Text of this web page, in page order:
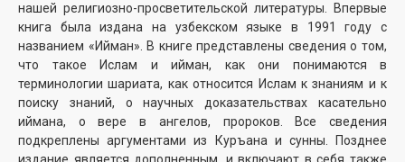
нашей религиозно-просветительской литературы. Впервые
книга была издана на узбекском языке в 1991 году с
названием «Ийман». В книге представлены сведения о том,
что такое Ислам и ийман, как они понимаются в
терминологии шариата, как относится Ислам к знаниям и к
поиску знаний, о научных доказательствах касательно
иймана, о вере в ангелов, пророков. Все сведения
подкреплены аргументами из Куръана и сунны. Позднее